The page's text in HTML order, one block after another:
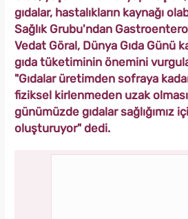
gıdalar, hastalıkların kaynağı
Sağlık Grubu'ndan
Vedat Göral, Dünya Gıda Günü
gıda tüketiminin önemini
"Gıdalar üretimden sofraya
fiziksel kirlenmeden uzak
günümüzde gıdalar sağlığımız
oluşturuyor" dedi.